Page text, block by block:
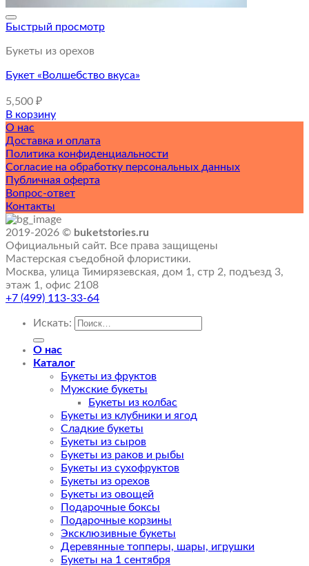
Быстрый просмотр
Букеты из орехов
Букет «Волшебство вкуса»
5,500 ₽
В корзину
О нас
Доставка и оплата
Политика конфиденциальности
Согласие на обработку персональных данных
Публичная оферта
Вопрос-ответ
Контакты
2019-2026 © buketstories.ru
Официальный сайт. Все права защищены
Мастерская съедобной флористики.
Москва, улица Тимирязевская, дом 1, стр 2, подъезд 3,
этаж 1, офис 2108
+7 (499) 113-33-64
Искать:
О нас
Каталог
Букеты из фруктов
Мужские букеты
Букеты из колбас
Букеты из клубники и ягод
Сладкие букеты
Букеты из сыров
Букеты из раков и рыбы
Букеты из сухофруктов
Букеты из орехов
Букеты из овощей
Подарочные боксы
Подарочные корзины
Эксклюзивные букеты
Деревянные топперы, шары, игрушки
Букеты на 1 сентября